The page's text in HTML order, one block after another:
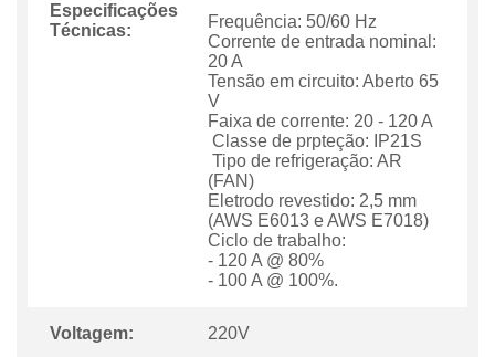
Especificações
Técnicas:
Frequência: 50/60 Hz
Corrente de entrada nominal:
20 A
Tensão em circuito: Aberto 65
V
Faixa de corrente: 20 - 120 A
Classe de prpteção: IP21S
Tipo de refrigeração: AR
(FAN)
Eletrodo revestido: 2,5 mm
(AWS E6013 e AWS E7018)
Ciclo de trabalho:
- 120 A @ 80%
- 100 A @ 100%.
Voltagem: 220V